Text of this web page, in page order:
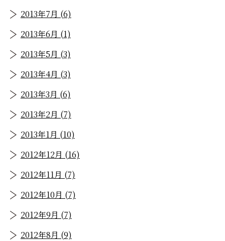
2013年7月 (6)
2013年6月 (1)
2013年5月 (3)
2013年4月 (3)
2013年3月 (6)
2013年2月 (7)
2013年1月 (10)
2012年12月 (16)
2012年11月 (7)
2012年10月 (7)
2012年9月 (7)
2012年8月 (9)